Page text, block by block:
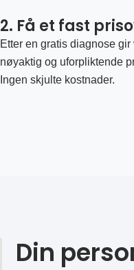
2. Få et fast
Etter en gratis diagnose gir
nøyaktig og uforpliktende
Ingen skjulte kostnader.
Din